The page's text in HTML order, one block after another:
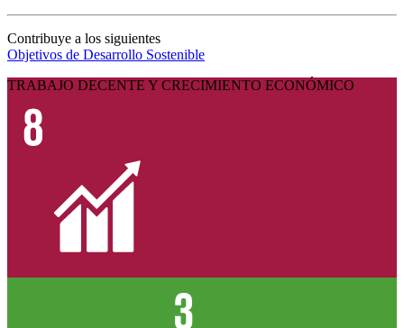
Contribuye a los siguientes
Objetivos de Desarrollo Sostenible
TRABAJO DECENTE Y CRECIMIENTO ECONÓMICO